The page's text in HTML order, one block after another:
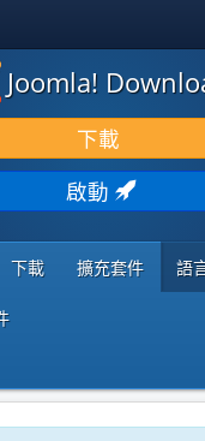
Joomla!
下載
啟動
下載 擴充套件 語